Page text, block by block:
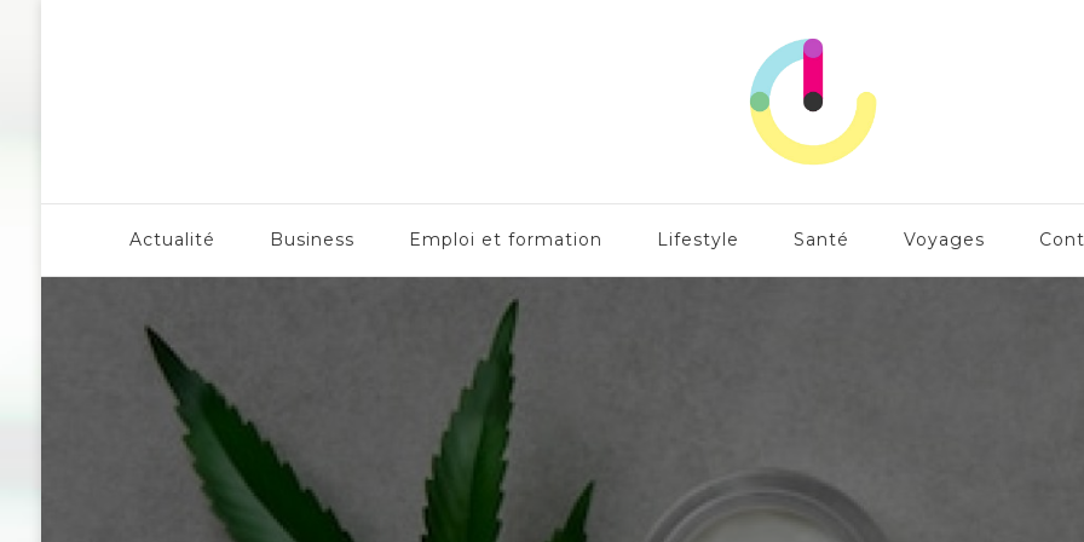
Actualité Business Emploi et formation Lifestyle Santé Voyages